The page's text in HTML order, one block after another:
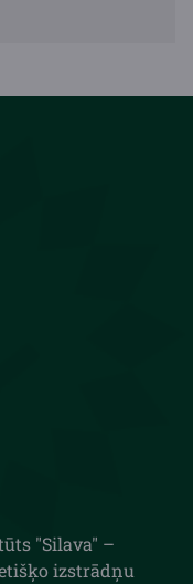
"Silava" –
izstrādņu